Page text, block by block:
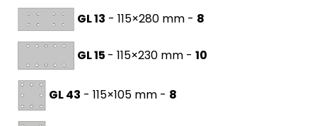
GL 13 - 115×280 mm - 8
GL 15 - 115×230 mm - 10
GL 43 - 115×105 mm - 8